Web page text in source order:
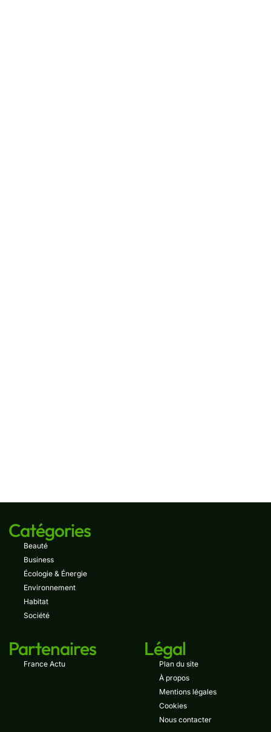
Catégories
Beauté
Business
Écologie & Énergie
Environnement
Habitat
Société
Partenaires
France Actu
Légal
Plan du site
À propos
Mentions légales
Cookies
Nous contacter